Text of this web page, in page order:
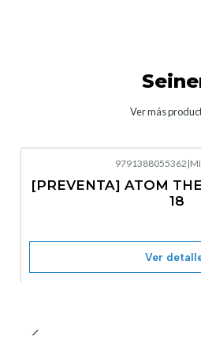
Ver más
9791388055362 |
[PREVENTA] ATOM
18
Ver